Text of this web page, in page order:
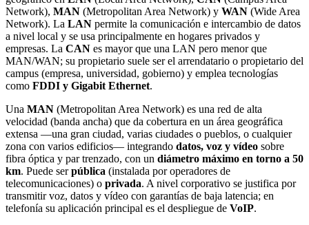
Network), MAN (Metropolitan Area Network) y WAN (Wide Area
Network). La LAN permite la comunicación e intercambio de datos
a nivel local y se usa principalmente en hogares privados y
empresas. La CAN es mayor que una LAN pero menor que
MAN/WAN; su propietario suele ser el arrendatario o propietario del
campus (empresa, universidad, gobierno) y emplea tecnologías
como FDDI y Gigabit Ethernet.
Una MAN (Metropolitan Area Network) es una red de alta
velocidad (banda ancha) que da cobertura en un área geográfica
extensa —una gran ciudad, varias ciudades o pueblos, o cualquier
zona con varios edificios— integrando datos, voz y vídeo sobre
fibra óptica y par trenzado, con un diámetro máximo en torno a 50
km. Puede serpública (instalada por operadores de
telecomunicaciones) o privada. A nivel corporativo se justifica por
transmitir voz, datos y vídeo con garantías de baja latencia; en
telefonía su aplicación principal es el despliegue de VoIP.